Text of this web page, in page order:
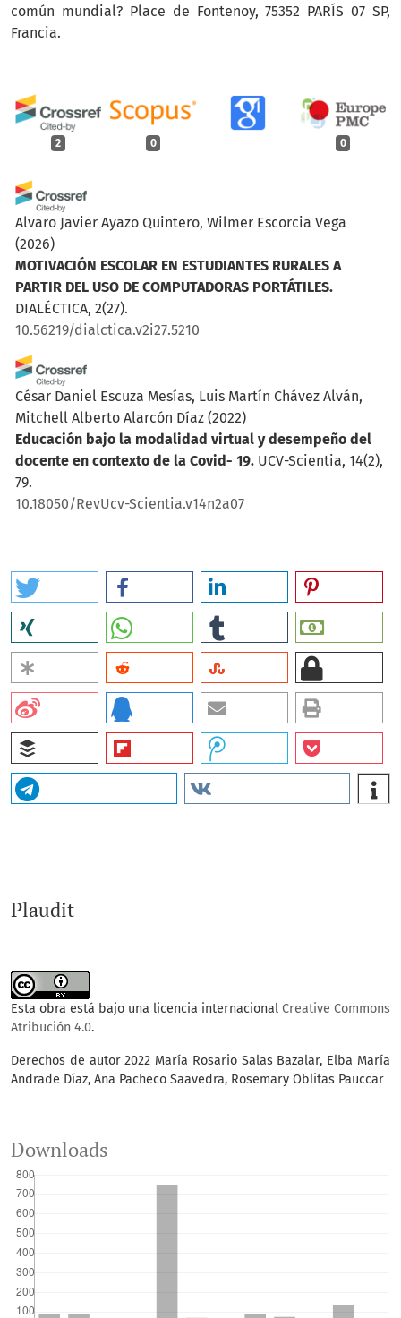
2 0 0
Alvaro Javier Ayazo Quintero, Wilmer Escorcia Vega
(2026)
MOTIVACIÓN ESCOLAR EN ESTUDIANTES RURALES A
PARTIR DEL USO DE COMPUTADORAS PORTÁTILES.
DIALÉCTICA, 2(27).
10.56219/dialctica.v2i27.5210
César Daniel Escuza Mesías, Luis Martín Chávez Alván,
Mitchell Alberto Alarcón Díaz (2022)
Educación bajo la modalidad virtual y desempeño del
docente en contexto de la Covid- 19. UCV-Scientia, 14(2),
79.
10.18050/RevUcv-Scientia.v14n2a07
Plaudit
común mundial? Place de Fontenoy, 75352 PARÍS 07 SP,
Francia.
Esta obra está bajo una licencia internacional Creative Commons
Atribución 4.0.
Derechos de autor 2022 María Rosario Salas Bazalar, Elba María
Andrade Díaz, Ana Pacheco Saavedra, Rosemary Oblitas Pauccar
Downloads